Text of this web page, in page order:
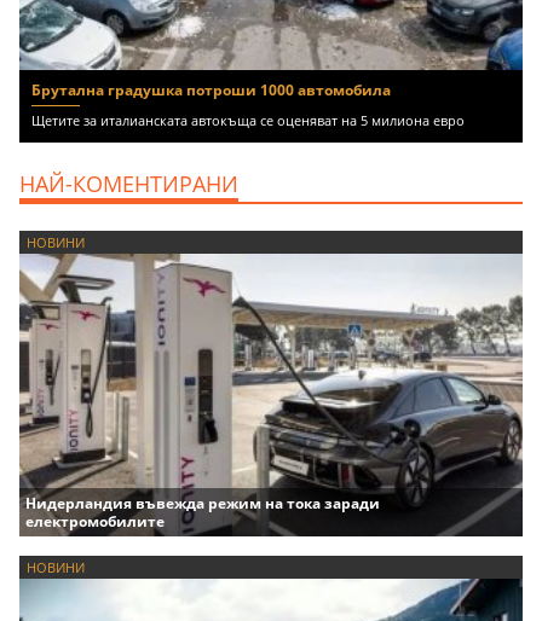
Брутална градушка потроши 1000 автомобила
Щетите за италианската автокъща се оценяват на 5 милиона евро
НАЙ-КОМЕНТИРАНИ
НОВИНИ
Нидерландия въвежда режим на тока заради
електромобилите
НОВИНИ